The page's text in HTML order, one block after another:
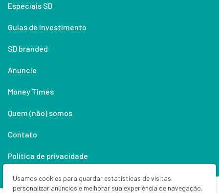
Especiais SD
Guias de investimento
SD branded
Anuncie
Money Times
Quem (não) somos
Contato
Política de privacidade
Lifestyle
Usamos cookies para guardar estatísticas de visitas,
personalizar anúncios e melhorar sua experiência de navegação.